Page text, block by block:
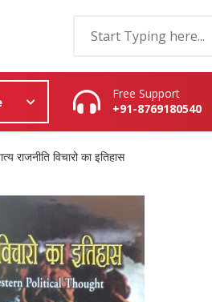
Free Support
+91-8769180540
राजनीति विचारो का इतिहास